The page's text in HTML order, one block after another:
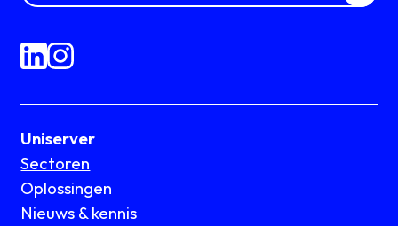
Uniserver
Sectoren
Oplossingen
Nieuws & kennis